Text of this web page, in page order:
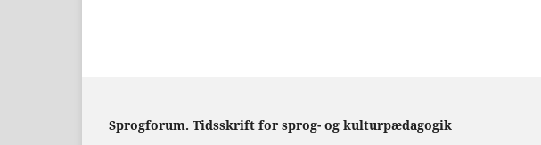
Sprogforum. Tidsskrift for sprog- og kulturpædagogik